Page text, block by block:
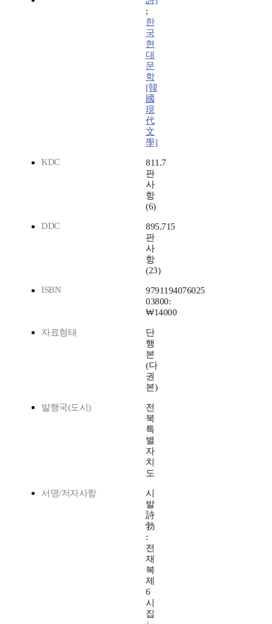
;
한
국
현
대
문
학
[韓
國
現
代
文
學]
KDC
811.7
판
사
항
(6)
DDC
895.715
판
사
항
(23)
ISBN
9791194076025
03800:
₩14000
자료형태
단
행
본
(다
권
본)
발행국(도시)
전
북
특
별
자
치
도
서명/저자사항
시
발
詩
勃
:
전
재
복
제
6
시
집